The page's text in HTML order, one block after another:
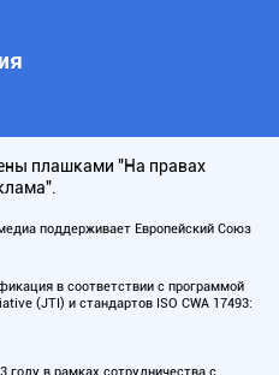
плашками "На правах
поддерживает Европейский Союз
в соответствии с программой
(JTI) и стандартов ISO CWA 17493: